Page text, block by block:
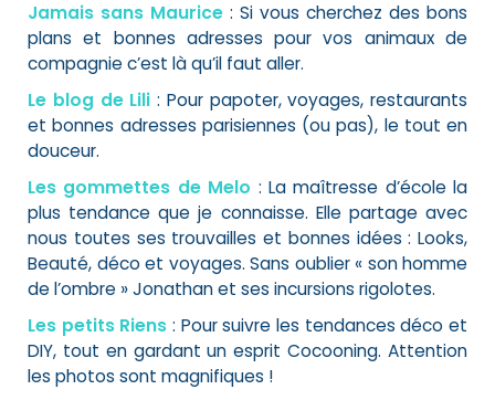
Jamais sans Maurice : Si vous cherchez des bons
plans et bonnes adresses pour vos animaux de
compagnie c’est là qu’il faut aller.
Le blog de Lili : Pour papoter, voyages, restaurants
et bonnes adresses parisiennes (ou pas), le tout en
douceur.
Les gommettes de Melo : La maîtresse d’école la
plus tendance que je connaisse. Elle partage avec
nous toutes ses trouvailles et bonnes idées : Looks,
Beauté, déco et voyages. Sans oublier « son homme
de l’ombre » Jonathan et ses incursions rigolotes.
Les petits Riens : Pour suivre les tendances déco et
DIY, tout en gardant un esprit Cocooning. Attention
les photos sont magnifiques !